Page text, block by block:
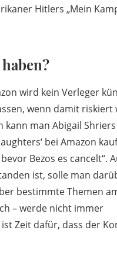
Hitlers „Mein
wird kein Verleger
wenn damit riskiert
kann man Abigail
bei Amazon
Bezos es cancelt“.
ist, solle man
bestimmte Themen
– werde nicht immer
Zeit dafür, dass der